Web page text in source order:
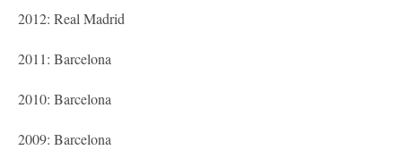
2012: Real Madrid
2011: Barcelona
2010: Barcelona
2009: Barcelona